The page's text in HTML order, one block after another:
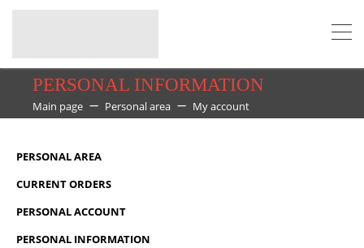
PERSONAL INFORMATION
Main page Personal area My account
PERSONAL AREA
CURRENT ORDERS
PERSONAL ACCOUNT
PERSONAL INFORMATION